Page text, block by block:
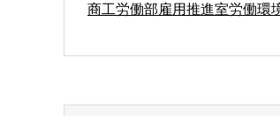
商工労働部雇用推進室労働環